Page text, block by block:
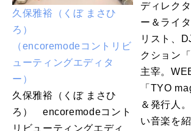
久保雅裕（くぼ まさひ
ろ）
（encoremodeコントリビ
ューティングエディタ
ー）
久保雅裕（くぼ まさひ
ろ） encoremodeコント
リビューティングエディ
ディレク
ー＆ライ
リスト、
クション
主宰。
「TYO
＆発行人
い音楽を